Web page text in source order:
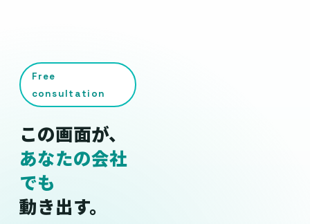
Free
consultation
この画面が、
あなたの会社
でも
動き出す。